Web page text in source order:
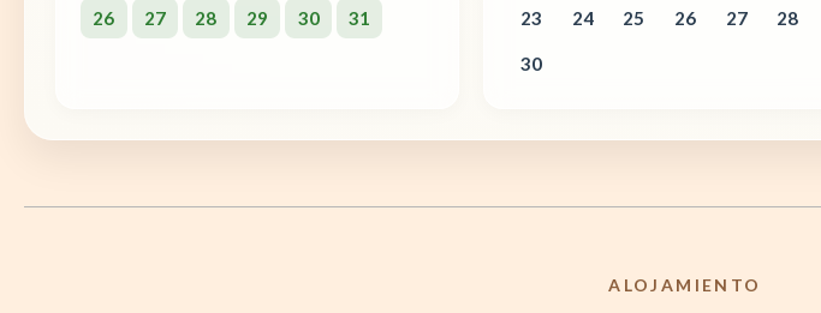
26 27 28 29 30 31 23 24 25 26 27 28
30
ALOJAMIENTO